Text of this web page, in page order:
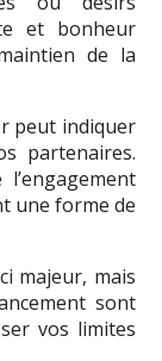
et bonheur
de la
peut indiquer
partenaires.
une forme de
majeur, mais
sont
vos limites